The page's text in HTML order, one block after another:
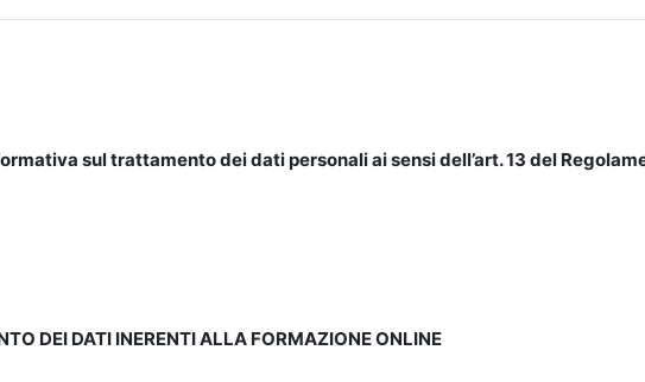
sul trattamento dei dati personali ai sensi dell’art. 13 del
DEI DATI INERENTI ALLA FORMAZIONE ONLINE